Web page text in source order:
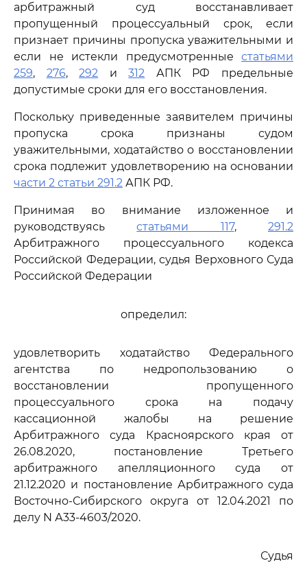
арбитражный суд восстанавливает
пропущенный процессуальный срок, если
признает причины пропуска уважительными и
если не истекли предусмотренные статьями
259, 276,292 и312 АПК РФ предельные
допустимые сроки для его восстановления.
Поскольку приведенные заявителем причины
пропуска срока признаны судом
уважительными, ходатайство о восстановлении
срока подлежит удовлетворению на основании
части 2 статьи 291.2 АПК РФ.
Принимая во внимание изложенное и
руководствуясьстатьями 117,291.2
Арбитражного процессуального кодекса
Российской Федерации, судья Верховного Суда
Российской Федерации
определил:
удовлетворить ходатайство Федерального
агентства по недропользованию о
восстановлении пропущенного
процессуального срока на подачу
кассационной жалобы на решение
Арбитражного суда Красноярского края от
26.08.2020, постановление Третьего
арбитражного апелляционного суда от
21.12.2020 и постановление Арбитражного суда
Восточно-Сибирского округа от 12.04.2021 по
делу N А33-4603/2020.
Судья